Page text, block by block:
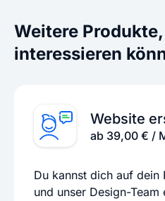
Weitere
interessieren
Website
ab 39,00 € /
Du kannst dich auf dein
und unser Design-Team